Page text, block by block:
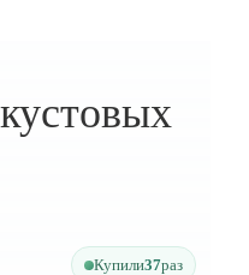
Купили37раз